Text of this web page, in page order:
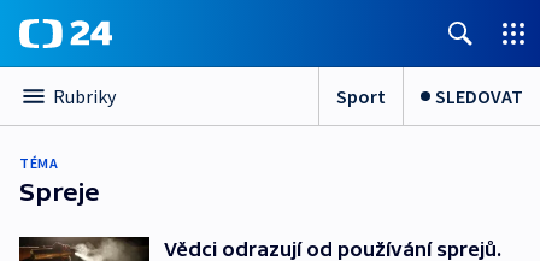
Rubriky Sport SLEDOVAT
TÉMA
Spreje
Vědci odrazují od používání sprejů.